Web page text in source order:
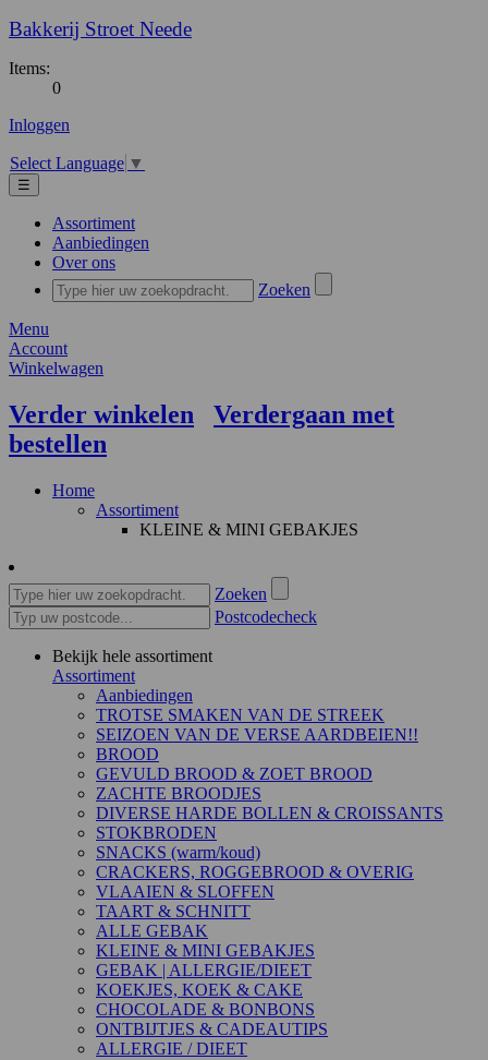
Bakkerij Stroet Neede
Items:
0
Inloggen
Select Language ▼
☰
Assortiment
Aanbiedingen
Over ons
Zoeken
Menu
Account
Winkelwagen
Verder winkelen
Verdergaan met
bestellen
Home
Assortiment
KLEINE & MINI GEBAKJES
Zoeken
Postcodecheck
Bekijk hele assortiment
Assortiment
Aanbiedingen
TROTSE SMAKEN VAN DE STREEK
SEIZOEN VAN DE VERSE AARDBEIEN!!
BROOD
GEVULD BROOD & ZOET BROOD
ZACHTE BROODJES
DIVERSE HARDE BOLLEN & CROISSANTS
STOKBRODEN
SNACKS (warm/koud)
CRACKERS, ROGGEBROOD & OVERIG
VLAAIEN & SLOFFEN
TAART & SCHNITT
ALLE GEBAK
KLEINE & MINI GEBAKJES
GEBAK | ALLERGIE/DIEET
KOEKJES, KOEK & CAKE
CHOCOLADE & BONBONS
ONTBIJTJES & CADEAUTIPS
ALLERGIE / DIEET